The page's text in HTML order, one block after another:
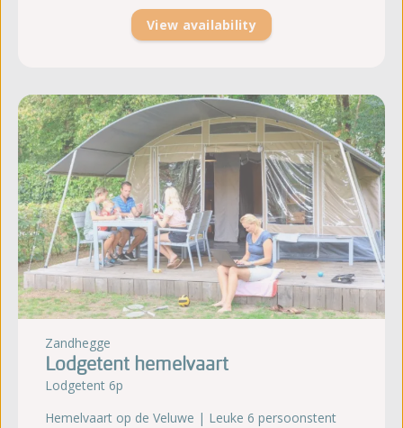
View availability
Zandhegge
Lodgetent hemelvaart
Lodgetent 6p
Hemelvaart op de Veluwe | Leuke 6 persoonstent